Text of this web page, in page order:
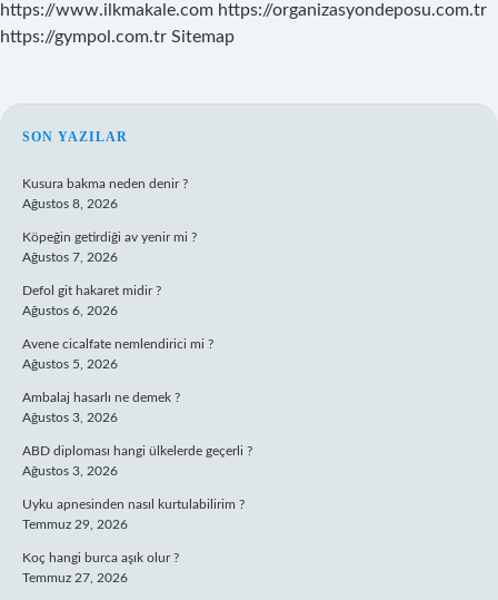
https://www.ilkmakale.com https://organizasyondeposu.com.tr
https://gympol.com.tr Sitemap
SIDEBAR
SON YAZILAR
Kusura bakma neden denir ?
Ağustos 8, 2026
Köpeğin getirdiği av yenir mi ?
Ağustos 7, 2026
Defol git hakaret midir ?
Ağustos 6, 2026
Avene cicalfate nemlendirici mi ?
Ağustos 5, 2026
Ambalaj hasarlı ne demek ?
Ağustos 3, 2026
ABD diploması hangi ülkelerde geçerli ?
Ağustos 3, 2026
Uyku apnesinden nasıl kurtulabilirim ?
Temmuz 29, 2026
Koç hangi burca aşık olur ?
Temmuz 27, 2026